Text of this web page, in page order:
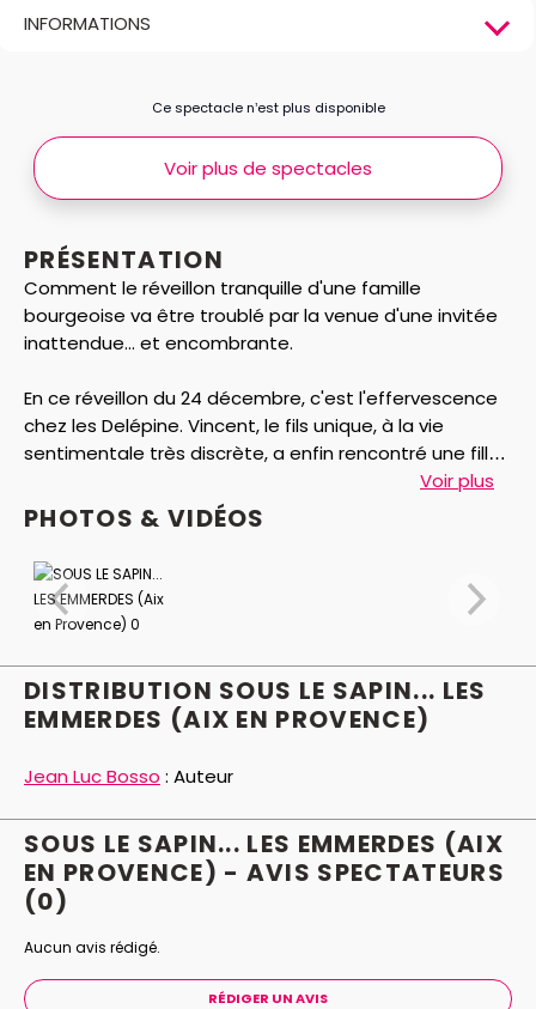
INFORMATIONS
PRÉSENTATION
Comment le réveillon tranquille d'une famille
bourgeoise va être troublé par la venue d'une invitée
inattendue... et encombrante.
En ce réveillon du 24 décembre, c'est l'effervescence
chez les Delépine. Vincent, le fils unique, à la vie
sentimentale très discrète, a enfin rencontré une fille.
Et il profite de la fête de Noël pour présenter Léa, alias
Nifoufette, à ses parents. Mais Léa n'est pas vraiment
complexes elle va avoir l'effet d'une tornade dans la
vie de cette famille bien rangée. Le "cadeau" va vite
devenir embarrassant... Bref, Joyeux Noël.
Coups bas, rebondissements et dinde aux marrons
sont au programme de cette comédie déjantée
recommandée par le Père Noël.
Voir plus
Ce spectacle n’est plus disponible
Voir plus de spectacles
PHOTOS & VIDÉOS
DISTRIBUTION SOUS LE SAPIN... LES
EMMERDES (AIX EN PROVENCE)
Jean Luc Bosso : Auteur
SOUS LE SAPIN... LES EMMERDES (AIX
EN PROVENCE) - AVIS SPECTATEURS
(0)
Aucun avis rédigé.
RÉDIGER UN AVIS